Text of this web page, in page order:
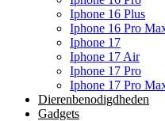
Iphone 16 Plus
Iphone 16 Pro
Iphone 17
Iphone 17 Air
Iphone 17 Pro
Iphone 17 Pro
Dierenbenodigdheden
Gadgets